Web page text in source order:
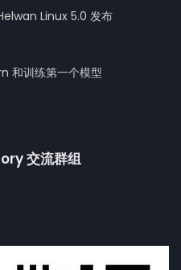
Linux 5.0 发布
和训练第一个模型
交流群组